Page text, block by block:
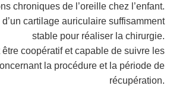
chroniques de l’oreille chez l’enfant.
d’un cartilage auriculaire suffisamment
stable pour réaliser la chirurgie.
être coopératif et capable de suivre les
la procédure et la période de
récupération.